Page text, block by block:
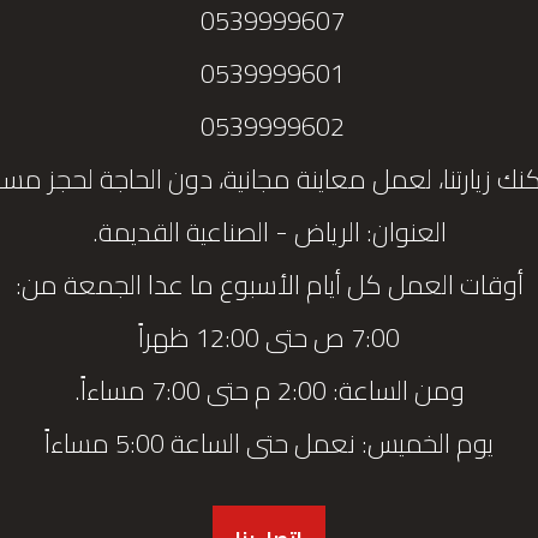
0539999607
0539999601
0539999602
زيارتنا، لعمل معاينة مجانية، دون الحاجة لحجز
العنوان: الرياض - الصناعية القديمة.
أوقات العمل كل أيام الأسبوع ما عدا الجمعة من:
7:00 ص حتى 12:00 ظهراً
ومن الساعة: 2:00 م حتى 7:00 مساءاً.
يوم الخميس: نعمل حتى الساعة 5:00 مساءاً